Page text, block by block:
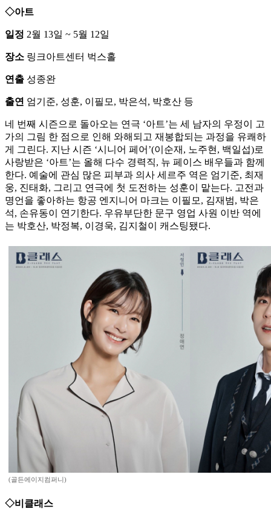
◇아트
일정 2월 13일 ~ 5월 12일
장소 링크아트센터 벅스홀
연출 성종완
출연 엄기준, 성훈, 이필모, 박은석, 박호산 등
네 번째 시즌으로 돌아오는 연극 ‘아트’는 세 남자의 우정이 고
가의 그림 한 점으로 인해 와해되고 재봉합되는 과정을 유쾌하
게 그린다. 지난 시즌 ‘시니어 페어’(이순재, 노주현, 백일섭)로
사랑받은 ‘아트’는 올해 다수 경력직, 뉴 페이스 배우들과 함께
한다. 예술에 관심 많은 피부과 의사 세르주 역은 엄기준, 최재
웅, 진태화, 그리고 연극에 첫 도전하는 성훈이 맡는다. 고전과
명언을 좋아하는 항공 엔지니어 마크는 이필모, 김재범, 박은
석, 손유동이 연기한다. 우유부단한 문구 영업 사원 이반 역에
는 박호산, 박정복, 이경욱, 김지철이 캐스팅됐다.
(골든에이지컴퍼니)
◇비클래스